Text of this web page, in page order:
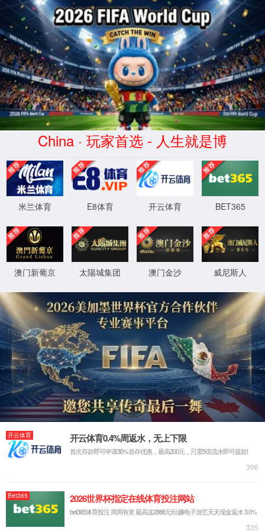
抱歉，您撞到了不存在的页面...
最有可能的原因是：
您输入的网址可能不正确
链接可能已过期
别担心，您可以尝试返回首页
XML 地图